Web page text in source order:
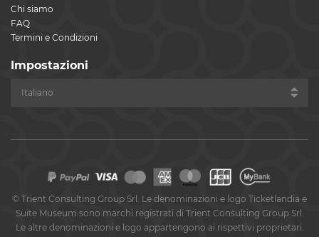
Chi siamo
FAQ
Termini e Condizioni
Impostazioni
© Trient Consulting Group Srl. Le denominazioni e logo Ticketlandia e
Suite Museum sono marchi registrati di Trient Consulting Group Srl.
Le altre denominazioni e logo appartengono ai rispettivi proprietari.